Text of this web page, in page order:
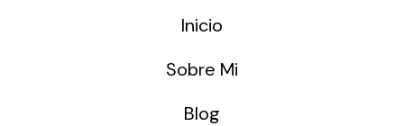
Inicio
Sobre Mi
Blog